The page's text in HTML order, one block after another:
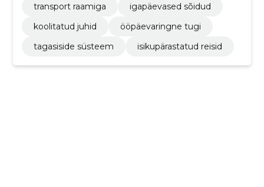
transport raamiga
igapäevased sõidud
koolitatud juhid
ööpäevaringne tugi
tagasiside süsteem
isikupärastatud reisid